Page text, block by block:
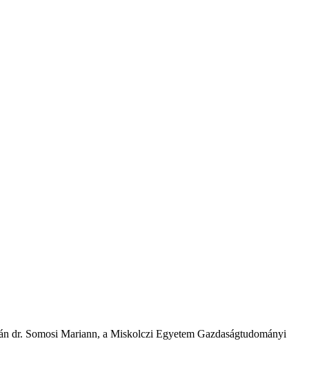
dr. Somosi Mariann, a Miskolczi Egyetem Gazdaságtudományi